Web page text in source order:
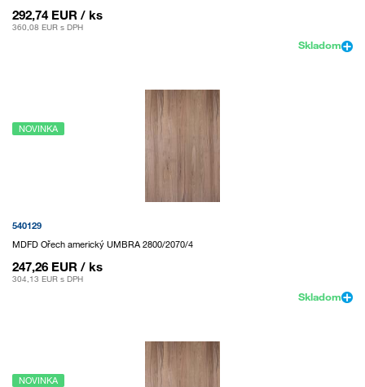
292,74 EUR / ks
360,08 EUR s DPH
Skladom
NOVINKA
540129
MDFD Ořech americký UMBRA 2800/2070/4
247,26 EUR / ks
304,13 EUR s DPH
Skladom
NOVINKA